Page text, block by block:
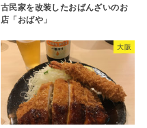
古民家を改装したおばんざいのお
店「おばや」
大阪